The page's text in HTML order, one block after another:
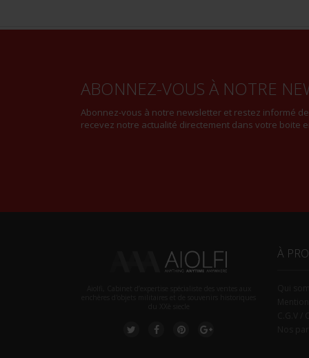
ABONNEZ-VOUS À NOTRE
Abonnez-vous à notre newsletter et restez informé
recevez notre actualité directement dans votre boite
À